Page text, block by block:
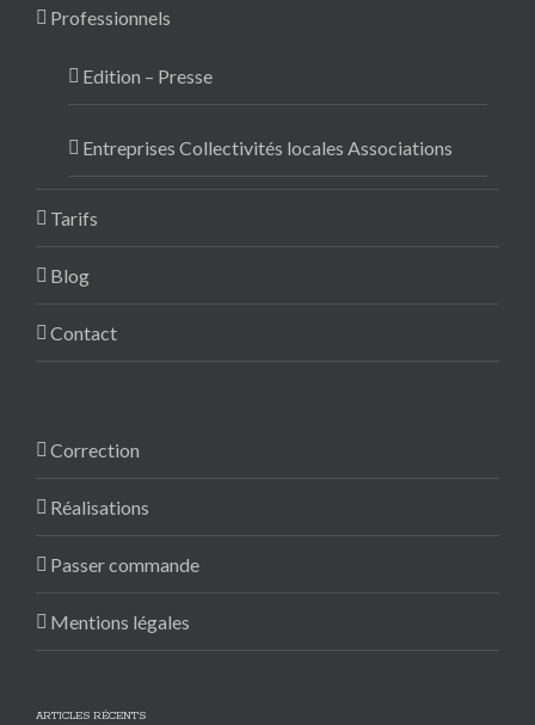
Professionnels
Edition – Presse
Entreprises Collectivités locales Associations
Tarifs
Blog
Contact
Correction
Réalisations
Passer commande
Mentions légales
ARTICLES RÉCENTS